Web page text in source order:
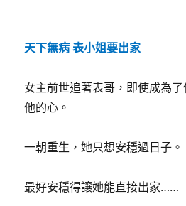
天下無病 表小姐要出家
女主前世追著表哥，即使成為
他的心。
一朝重生，她只想安穩過日子。
最好安穩得讓她能直接出家……